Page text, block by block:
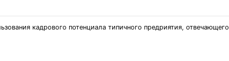
кадрового потенциала типичного предриятия, отвечающего